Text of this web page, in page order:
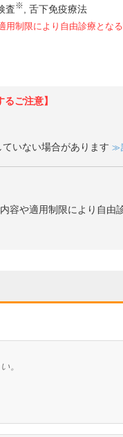
査※ 舌下免疫療法
制限により自由診療となる
るご注意】
いない場合があります
容や適用制限により自由